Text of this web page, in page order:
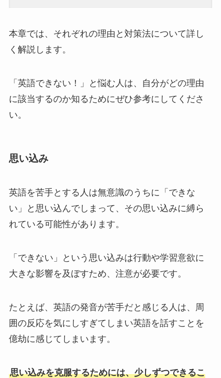
本章では、それぞれの理由と対策法について詳し
く解説します。
「英語できない！」と悩む人は、自分がどの理由
に該当するのか知るためにぜひ参考にしてくださ
い。
思い込み
英語を苦手とする人は無意識のうちに「できな
い」と思い込んでしまって、その思い込みに縛ら
れている可能性があります。
「できない」という思い込みは行動や学習意欲に
大きな影響を及ぼすため、注意が必要です。
たとえば、英語の発音が苦手だと感じる人は、周
囲の反応を気にしすぎてしまい英語を話すことを
億劫に感じてしまいます。
思い込みを克服するためには、少しずつできるこ